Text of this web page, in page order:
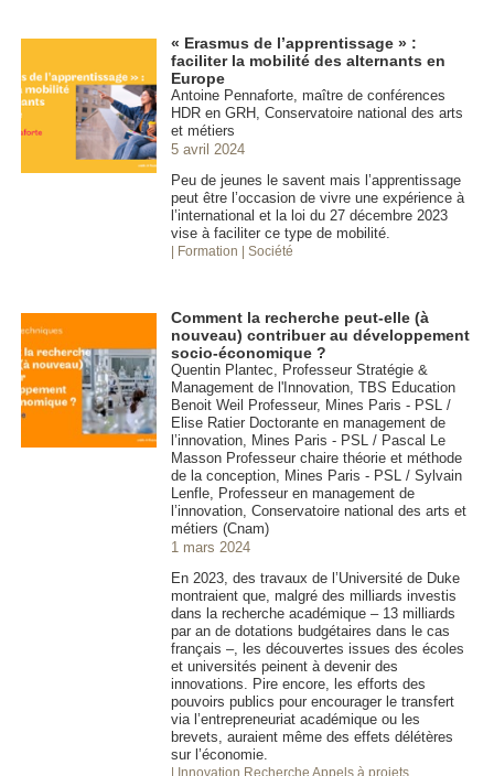
« Erasmus de l’apprentissage » :
faciliter la mobilité des alternants en
Europe
Antoine Pennaforte, maître de conférences
HDR en GRH, Conservatoire national des arts
et métiers
5 avril 2024
Peu de jeunes le savent mais l’apprentissage
peut être l’occasion de vivre une expérience à
l’international et la loi du 27 décembre 2023
vise à faciliter ce type de mobilité.
| Formation | Société
Comment la recherche peut-elle (à
nouveau) contribuer au développement
socio-économique ?
Quentin Plantec, Professeur Stratégie &
Management de l'Innovation, TBS Education
Benoit Weil Professeur, Mines Paris - PSL /
Elise Ratier Doctorante en management de
l’innovation, Mines Paris - PSL / Pascal Le
Masson Professeur chaire théorie et méthode
de la conception, Mines Paris - PSL / Sylvain
Lenfle, Professeur en management de
l’innovation, Conservatoire national des arts et
métiers (Cnam)
1 mars 2024
En 2023, des travaux de l’Université de Duke
montraient que, malgré des milliards investis
dans la recherche académique – 13 milliards
par an de dotations budgétaires dans le cas
français –, les découvertes issues des écoles
et universités peinent à devenir des
innovations. Pire encore, les efforts des
pouvoirs publics pour encourager le transfert
via l’entrepreneuriat académique ou les
brevets, auraient même des effets délétères
sur l’économie.